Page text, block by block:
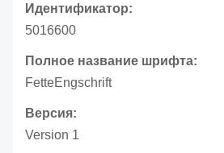
Идентификатор:
5016600
Полное название шрифта:
FetteEngschrift
Версия:
Version 1